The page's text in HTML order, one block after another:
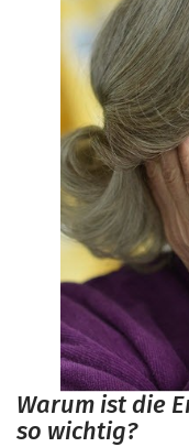
Warum ist die
so wichtig?